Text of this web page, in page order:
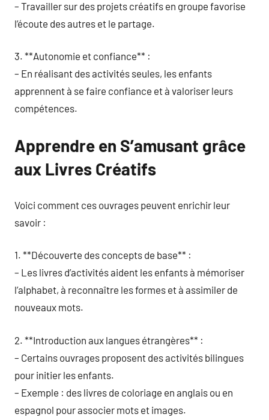
– Travailler sur des projets créatifs en groupe favorise
l’écoute des autres et le partage.
3. **Autonomie et confiance** :
– En réalisant des activités seules, les enfants
apprennent à se faire confiance et à valoriser leurs
compétences.
Apprendre en S’amusant grâce
aux Livres Créatifs
Voici comment ces ouvrages peuvent enrichir leur
savoir :
1. **Découverte des concepts de base** :
– Les livres d’activités aident les enfants à mémoriser
l’alphabet, à reconnaître les formes et à assimiler de
nouveaux mots.
2. **Introduction aux langues étrangères** :
– Certains ouvrages proposent des activités bilingues
pour initier les enfants.
– Exemple : des livres de coloriage en anglais ou en
espagnol pour associer mots et images.